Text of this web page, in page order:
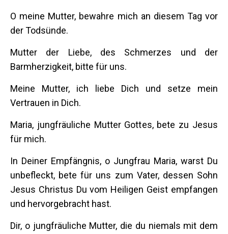
O meine Mutter, bewahre mich an diesem Tag vor
der Todsünde.
Mutter der Liebe, des Schmerzes und der
Barmherzigkeit, bitte für uns.
Meine Mutter, ich liebe Dich und setze mein
Vertrauen in Dich.
Maria, jungfräuliche Mutter Gottes, bete zu Jesus
für mich.
In Deiner Empfängnis, o Jungfrau Maria, warst Du
unbefleckt, bete für uns zum Vater, dessen Sohn
Jesus Christus Du vom Heiligen Geist empfangen
und hervorgebracht hast.
Dir, o jungfräuliche Mutter, die du niemals mit dem